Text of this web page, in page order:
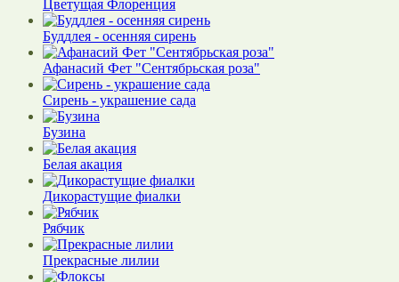
Цветущая Флоренция
Буддлея - осенняя сирень
Афанасий Фет "Сентябрьская роза"
Сирень - украшение сада
Бузина
Белая акация
Дикорастущие фиалки
Рябчик
Прекрасные лилии